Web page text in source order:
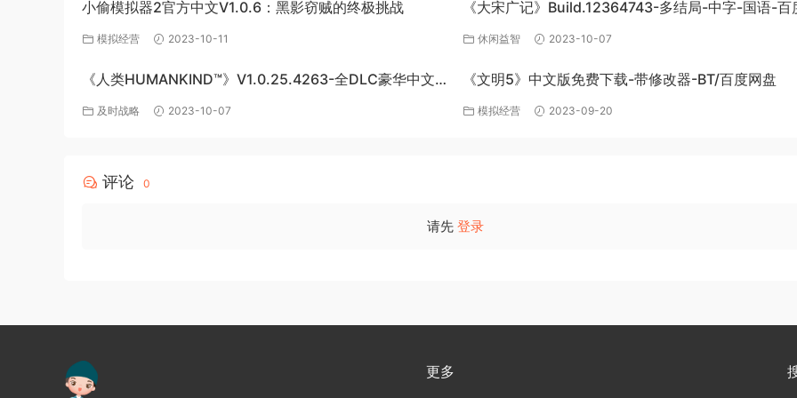
小偷模拟器2官方中文V1.0.6：黑影窃贼的终极挑战
模拟经营 2023-10-11
《大宋广记》Build.12364743-多结局-中字-国语-百
盘下载
休闲益智 2023-10-07
《人类HUMANKIND™》V1.0.25.4263-全DLC豪华中文
版-百度网盘免费下载
及时战略 2023-10-07
《文明5》中文版免费下载-带修改器-BT/百度网盘
模拟经营 2023-09-20
评论 0
请先 登录
更多